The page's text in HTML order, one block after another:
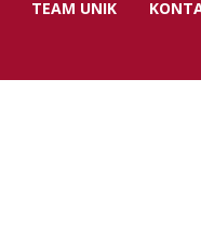
TEAM UNIK